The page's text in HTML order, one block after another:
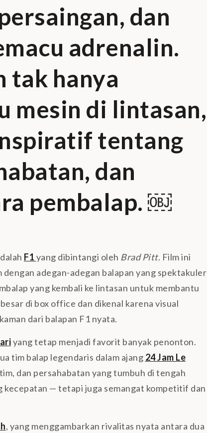
dan
adrenalin.
tak hanya
mesin di lintasan,
tentang
dan
pembalap. ￼
F1 yang dibintangi oleh Brad Pitt. Film ini
adegan-adegan balapan yang spektakuler
yang kembali ke lintasan untuk membantu
di box office dan dikenal karena visual
dari balapan F1 nyata.
yang tetap menjadi favorit banyak penonton.
tim balap legendaris dalam ajang 24 Jam Le
dan persahabatan yang tumbuh di tengah
— tetapi juga semangat kompetitif dan
, yang menggambarkan rivalitas nyata antara dua